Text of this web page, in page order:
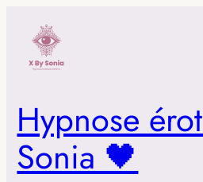
contenu
Hypnose
Sonia 🖤